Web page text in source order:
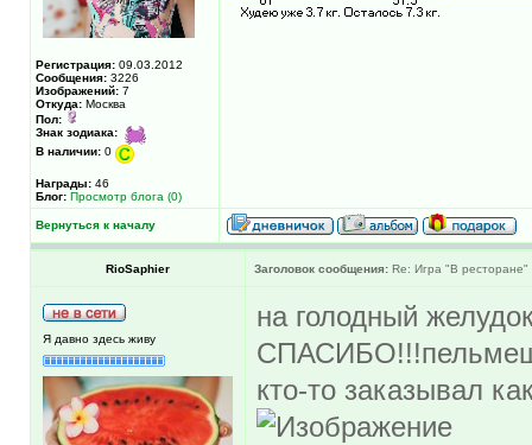
Регистрация: 09.03.2012
Сообщения: 3226
Изображений: 7
Откуда: Москва
Пол:
Знак зодиака:
В наличии: 0
Награды: 46
Блог: Просмотр блога (0)
Вернуться к началу
RioSaphier Заголовок сообщения: Re: Игра "В ресторане"
Я давно здесь живу
на голодный
кто-то заказывал